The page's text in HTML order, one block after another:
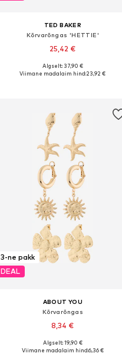
TED BAKER
Kõrvarõngas 'HETTIE'
25,42 €
Saadaolevad suurused: One Size
Algselt: 37,90 €
Viimane madalaim hind:23,92 €
3-ne pakk
DEAL
ABOUT YOU
Kõrvarõngas
8,34 €
Saadaolevad suurused: One Size
Algselt: 19,90 €
Viimane madalaim hind:6,36 €